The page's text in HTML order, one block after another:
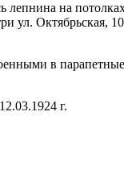
на
ул.
в
г.